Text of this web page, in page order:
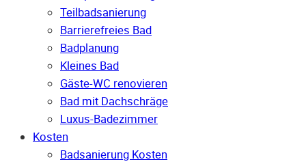
Teilbadsanierung
Barrierefreies Bad
Badplanung
Kleines Bad
Gäste-WC renovieren
Bad mit Dachschräge
Luxus-Badezimmer
Kosten
Badsanierung Kosten